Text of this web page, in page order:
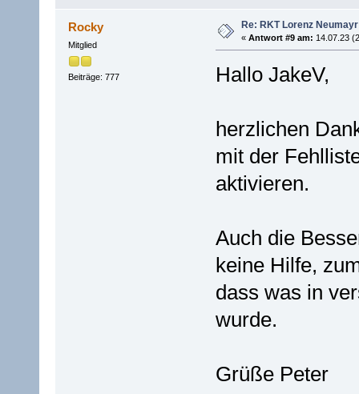
Rocky
Mitglied
Beiträge: 777
Re: RKT Lorenz Neumayr
« Antwort #9 am: 14.07.23
Hallo JakeV,
herzlichen
mit der
aktivieren.
Auch die
keine Hilfe,
dass was in
wurde.
Grüße Peter